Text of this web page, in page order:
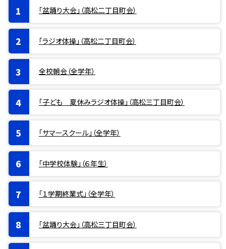
「盆踊り大会」（高松二丁目町会）
「ラジオ体操」（高松二丁目町会）
全校朝会（全学年）
「子ども 夏休みラジオ体操」（高松三丁目町会）
「サマースクール」（全学年）
「中学校体験」（６年生）
「１学期終業式」（全学年）
「盆踊り大会」（高松三丁目町会）